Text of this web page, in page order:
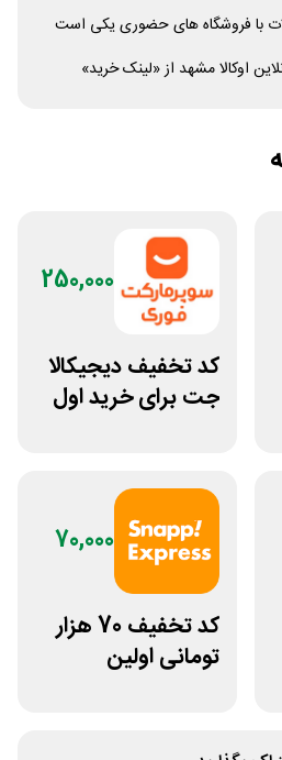
با فروشگاه های حضوری یکی است
اوکالا مشهد از «لینک خرید»
250,000
کد تخفیف دیجیکالا
جت برای خرید اول
70,000
کد تخفیف 70 هزار
تومانی اولین